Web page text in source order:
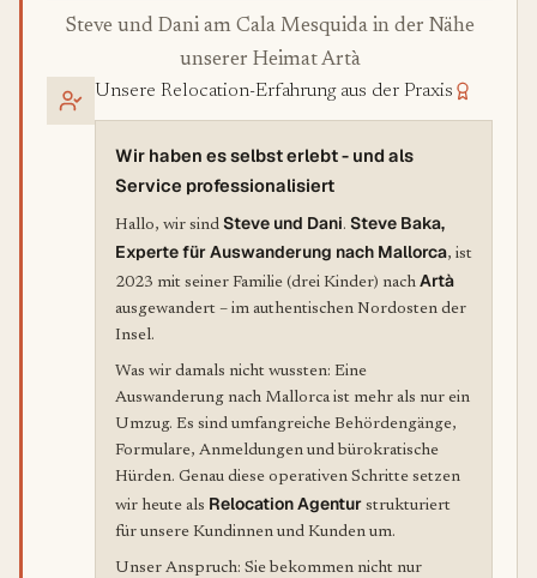
Steve und Dani am Cala Mesquida in der Nähe
unserer Heimat Artà
Unsere Relocation-Erfahrung aus der Praxis
Wir haben es selbst erlebt - und als
Service professionalisiert
Hallo, wir sind Steve und Dani. Steve Baka,
Experte für Auswanderung nach Mallorca, ist
2023 mit seiner Familie (drei Kinder) nach Artà
ausgewandert – im authentischen Nordosten der
Insel.
Was wir damals nicht wussten: Eine
Auswanderung nach Mallorca ist mehr als nur ein
Umzug. Es sind umfangreiche Behördengänge,
Formulare, Anmeldungen und bürokratische
Hürden. Genau diese operativen Schritte setzen
wir heute als Relocation Agentur strukturiert
für unsere Kundinnen und Kunden um.
Unser Anspruch: Sie bekommen nicht nur